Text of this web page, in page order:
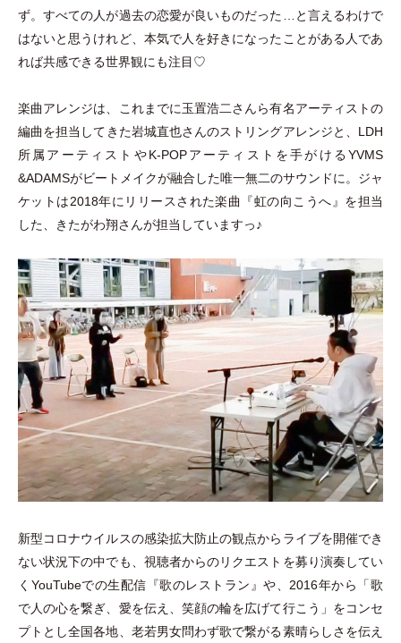
ず。すべての人が過去の恋愛が良いものだった…と言えるわけで
はないと思うけれど、本気で人を好きになったことがある人であ
れば共感できる世界観にも注目♡
楽曲アレンジは、これまでに玉置浩二さんら有名アーティストの
編曲を担当してきた岩城直也さんのストリングアレンジと、LDH
所属アーティストやK-POPアーティストを手がけるYVMS
&ADAMSがビートメイクが融合した唯一無二のサウンドに。ジャ
ケットは2018年にリリースされた楽曲『虹の向こうへ』を担当
した、きたがわ翔さんが担当していますっ♪
新型コロナウイルスの感染拡大防止の観点からライブを開催でき
ない状況下の中でも、視聴者からのリクエストを募り演奏してい
くYouTubeでの生配信『歌のレストラン』や、2016年から
「歌
で人の心を繋ぎ、愛を伝え、笑顔の輪を広げて行こう 」 をコンセ
プトとし全国各地、老若男女問わず歌で繋がる素晴らしさを伝え